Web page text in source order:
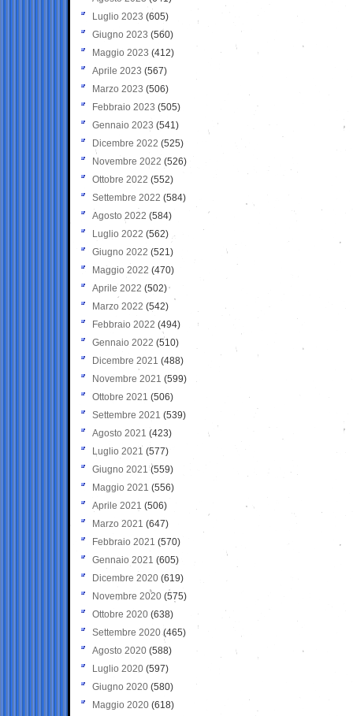
Luglio 2023 (605)
Giugno 2023 (560)
Maggio 2023 (412)
Aprile 2023 (567)
Marzo 2023 (506)
Febbraio 2023 (505)
Gennaio 2023 (541)
Dicembre 2022 (525)
Novembre 2022 (526)
Ottobre 2022 (552)
Settembre 2022 (584)
Agosto 2022 (584)
Luglio 2022 (562)
Giugno 2022 (521)
Maggio 2022 (470)
Aprile 2022 (502)
Marzo 2022 (542)
Febbraio 2022 (494)
Gennaio 2022 (510)
Dicembre 2021 (488)
Novembre 2021 (599)
Ottobre 2021 (506)
Settembre 2021 (539)
Agosto 2021 (423)
Luglio 2021 (577)
Giugno 2021(559)
Maggio 2021 (556)
Aprile 2021 (506)
Marzo 2021 (647)
Febbraio 2021 (570)
Gennaio 2021 (605)
Dicembre 2020 (619)
Novembre 2020 (575)
Ottobre 2020 (638)
Settembre 2020(465)
Agosto 2020 (588)
Luglio 2020 (597)
Giugno 2020 (580)
Maggio 2020 (618)